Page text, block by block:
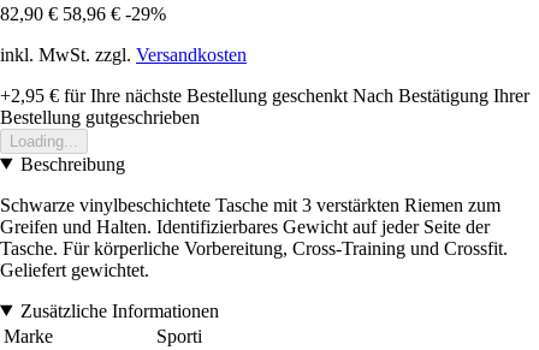
82,90 € 58,96 € -29%
inkl. MwSt. zzgl. Versandkosten
+2,95 € für Ihre nächste Bestellung geschenkt Nach Bestätigung Ihrer
Bestellung gutgeschrieben
Loading...
Beschreibung
Schwarze vinylbeschichtete Tasche mit 3 verstärkten Riemen zum
Greifen und Halten. Identifizierbares Gewicht auf jeder Seite der
Tasche. Für körperliche Vorbereitung, Cross-Training und Crossfit.
Geliefert gewichtet.
Zusätzliche Informationen
Marke
Sporti